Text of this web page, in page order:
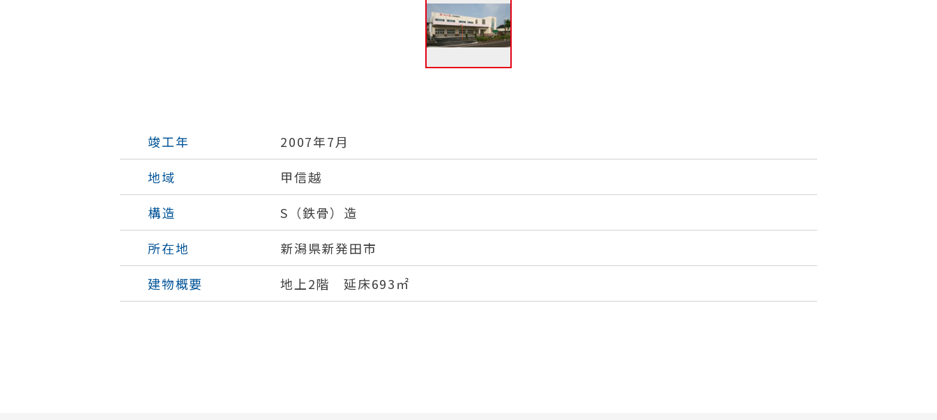
竣工年
2007年7月
地域
甲信越
構造
S（鉄骨）造
所在地
新潟県新発田市
建物概要
地上2階 延床693㎡